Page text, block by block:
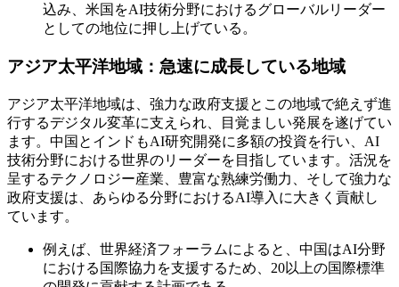
込み、米国をAI技術分野におけるグローバルリーダー
としての地位に押し上げている。
アジア太平洋地域：急速に成長している地域
アジア太平洋地域は、強力な政府支援とこの地域で絶えず進
行するデジタル変革に支えられ、目覚ましい発展を遂げてい
ます。中国とインドもAI研究開発に多額の投資を行い、AI
技術分野における世界のリーダーを目指しています。活況を
呈するテクノロジー産業、豊富な熟練労働力、そして強力な
政府支援は、あらゆる分野におけるAI導入に大きく貢献し
ています。
例えば、世界経済フォーラムによると、中国はAI分野
における国際協力を支援するため、20以上の国際標準